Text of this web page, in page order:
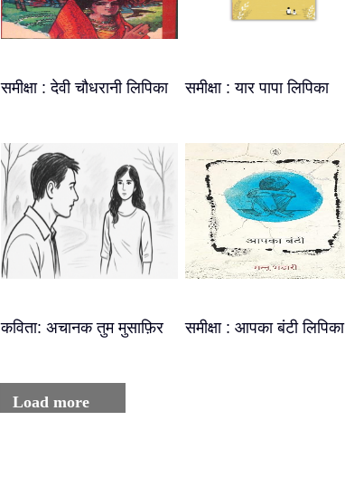
समीक्षा : देवी चौधरानी लिपिका समीक्षा : यार पापा लिपिका
कविता: अचानक तुम मुसाफ़िर समीक्षा : आपका बंटी लिपिका
Load more